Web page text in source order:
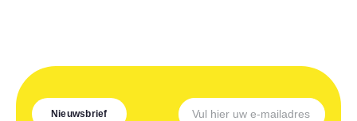
Nieuwsbrief